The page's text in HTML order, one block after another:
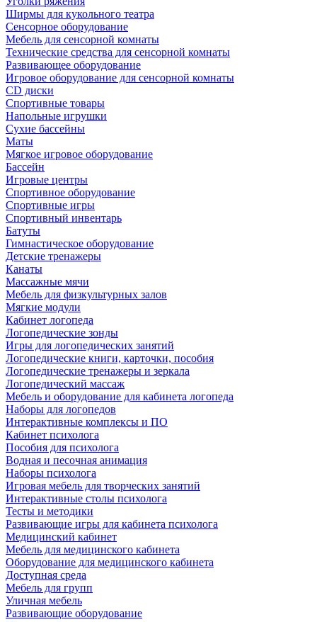
Ширмы для кукольного театра
Сенсорное оборудование
Мебель для сенсорной комнаты
Технические средства для сенсорной комнаты
Развивающее оборудование
Игровое оборудование для сенсорной комнаты
CD диски
Спортивные товары
Напольные игрушки
Сухие бассейны
Маты
Мягкое игровое оборудование
Бассейн
Игровые центры
Спортивное оборудование
Спортивные игры
Спортивный инвентарь
Батуты
Гимнастическое оборудование
Детские тренажеры
Канаты
Массажные мячи
Мебель для физкультурных залов
Мягкие модули
Кабинет логопеда
Логопедические зонды
Игры для логопедических занятий
Логопедические книги, карточки, пособия
Логопедические тренажеры и зеркала
Логопедический массаж
Мебель и оборудование для кабинета логопеда
Наборы для логопедов
Интерактивные комплексы и ПО
Кабинет психолога
Пособия для психолога
Водная и песочная анимация
Наборы психолога
Игровая мебель для творческих занятий
Интерактивные столы психолога
Тесты и методики
Развивающие игры для кабинета психолога
Медицинский кабинет
Мебель для медицинского кабинета
Оборудование для медицинского кабинета
Доступная среда
Мебель для групп
Уличная мебель
Развивающие оборудование